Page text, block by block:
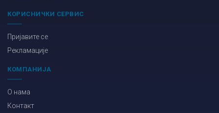
КОРИСНИЧКИ СЕРВИС
Пријавите се
Рекламације
КОМПАНИЈА
О нама
Контакт